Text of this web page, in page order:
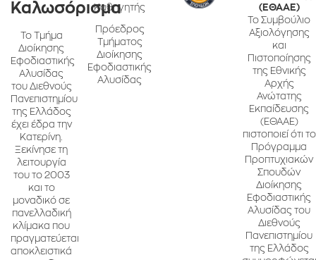
Καλωσόρισμα
Το Τμήμα
Διοίκησης
Εφοδιαστικής
Αλυσίδας
του Διεθνούς
Πανεπιστημίου
της Ελλάδος
έχει έδρα την
Κατερίνη.
Ξεκίνησε τη
λειτουργία
του το 2003
και το
μοναδικό σε
πανελλαδική
κλίμακα που
πραγματεύεται
αποκλειστικά
Καθηγητής
Πρόεδρος
Τμήματος
Διοίκησης
Εφοδιαστικής
Αλυσίδας
(ΕΘΑΑΕ)
Το Συμβούλιο
Αξιολόγησης
και
Πιστοποίησης
της Εθνικής
Αρχής
Ανώτατης
Εκπαίδευσης
(ΕΘΑΑΕ)
πιστοποιεί ότι το
Πρόγραμμα
Προπτυχιακών
Σπουδών
Διοίκησης
Εφοδιαστικής
Αλυσίδας του
Διεθνούς
Πανεπιστημίου
της Ελλάδος